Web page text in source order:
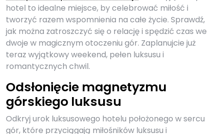
hotel to idealne miejsce, by celebrować miłość i
tworzyć razem wspomnienia na całe życie. Sprawdź,
jak można zatroszczyć się o relację i spędzić czas we
dwoje w magicznym otoczeniu gór. Zaplanujcie już
teraz wyjątkowy weekend, pełen luksusu i
romantycznych chwil.
Odsłonięcie magnetyzmu
górskiego luksusu
Odkryj urok luksusowego hotelu położonego w sercu
gór, które przyciągają miłośników luksusu i